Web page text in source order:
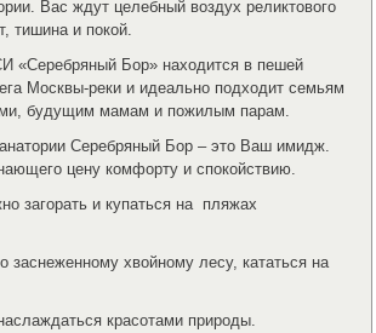
Вас ждут целебный воздух реликтового
тишина и покой.
«Серебряный Бор» находится в пешей
Москвы-реки и идеально подходит семьям
будущим мамам и пожилым парам.
Серебряный Бор – это Ваш имидж.
цену комфорту и спокойствию.
загорать и купаться на пляжах
заснеженному хвойному лесу, кататься на
красотами природы.